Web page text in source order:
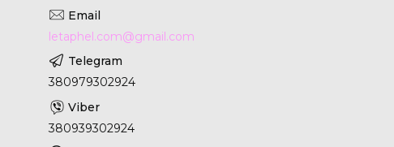
letaphel.com@gmail.com
380979302924
380939302924